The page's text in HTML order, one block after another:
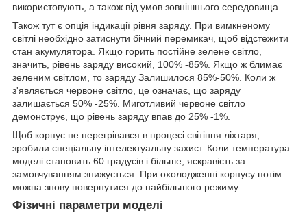
використовують, а також від умов зовнішнього середовища.
Також тут є опція індикації рівня заряду. При вимкненому
світлі необхідно затиснути бічний перемикач, щоб відстежити
стан акумулятора. Якщо горить постійне зелене світло,
значить, рівень заряду високий, 100% -85%. Якщо ж блимає
зеленим світлом, то заряду Залишилося 85%-50%. Коли ж
з'являється червоне світло, це означає, що заряду
залишається 50% -25%. Миготливий червоне світло
демонструє, що рівень заряду впав до 25% -1%.
Щоб корпус не перегрівався в процесі світіння ліхтаря,
зробили спеціальну інтелектуальну захист. Коли температура
моделі становить 60 градусів і більше, яскравість за
замовчуванням знижується. При охолодженні корпусу потім
можна знову повернутися до найбільшого режиму.
Фізичні параметри моделі